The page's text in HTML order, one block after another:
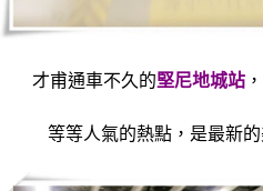
才甫通車不久的堅尼地城站
等等人氣的熱點，是最新的